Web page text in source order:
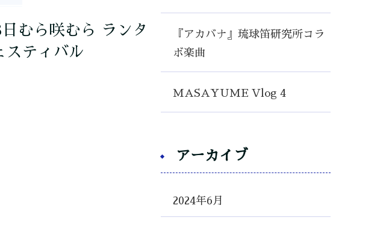
むら咲むら ランタ
スティバル
『アカバナ』琉球笛研究所コラ
ボ楽曲
MASAYUME Vlog 4
アーカイブ
2024年6月